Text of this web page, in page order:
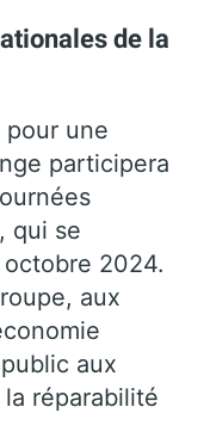
de la
pour une
participera
qui se
2024.
aux
aux
réparabilité